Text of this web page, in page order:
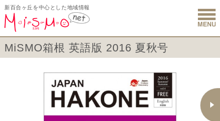
新百合ヶ丘を中心とした地域情報
新百合ヶ
MiSMO箱根 英語版 2016 夏秋号